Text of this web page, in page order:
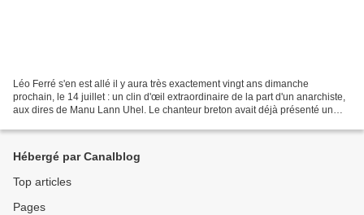
Léo Ferré s'en est allé il y aura très exactement vingt ans dimanche
prochain, le 14 juillet : un clin d'œil extraordinaire de la part d'un anarchiste,
aux dires de Manu Lann Uhel. Le chanteur breton avait déjà présenté un
Hébergé par Canalblog
Top articles
Pages